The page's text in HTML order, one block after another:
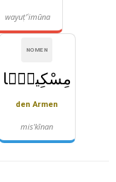
wayuṭ'ʿimūna
NOMEN
مِسْكِينًۭا
den Armen
mis'kīnan